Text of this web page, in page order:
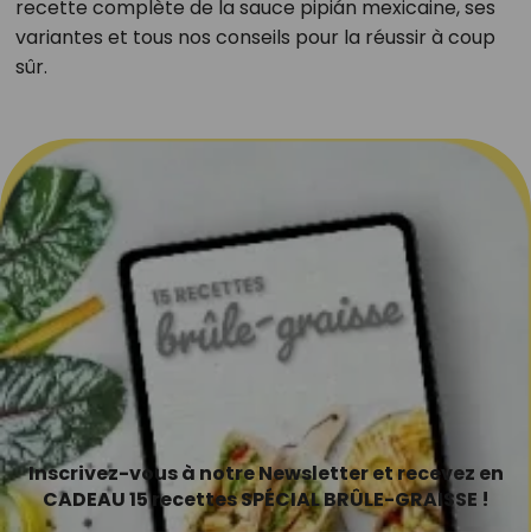
recette complète de la sauce pipián mexicaine, ses
variantes et tous nos conseils pour la réussir à coup
sûr.
Inscrivez-vous à notre Newsletter et recevez en
CADEAU 15 recettes SPÉCIAL BRÛLE-GRAISSE !